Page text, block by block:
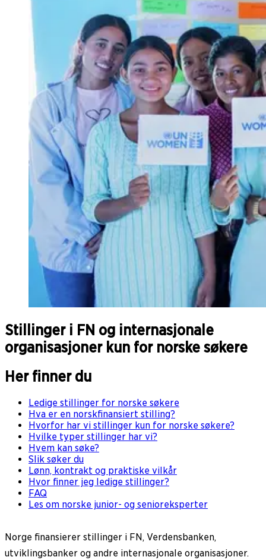
Stillinger i FN og internasjonale
organisasjoner kun for norske søkere
Her finner du
Ledige stillinger for norske søkere
Hva er en norskfinansiert stilling?
Hvorfor har vi stillinger kun for norske søkere?
Hvilke typer stillinger har vi?
Hvem kan søke?
Slik søker du
Lønn, kontrakt og praktiske vilkår
Hvor finner jeg ledige stillinger?
FAQ
Les om norske junior- og senioreksperter
Norge finansierer stillinger i FN, Verdensbanken,
utviklingsbanker og andre internasjonale organisasjoner.